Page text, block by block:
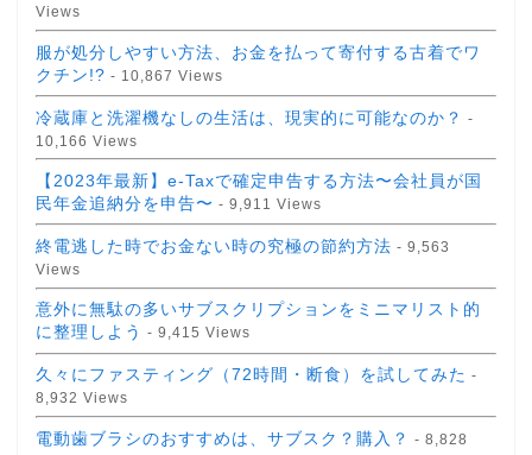
Views
服が処分しやすい方法、お金を払って寄付する古着でワ
クチン!? - 10,867 Views
冷蔵庫と洗濯機なしの生活は、現実的に可能なのか？ -
10,166 Views
【2023年最新】e-Taxで確定申告する方法〜会社員が国
民年金追納分を申告〜 - 9,911 Views
終電逃した時でお金ない時の究極の節約方法 - 9,563
Views
意外に無駄の多いサブスクリプションをミニマリスト的
に整理しよう - 9,415 Views
久々にファスティング（72時間・断食）を試してみた -
8,932 Views
電動歯ブラシのおすすめは、サブスク？購入？ - 8,828